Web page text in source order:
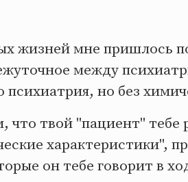
жизней мне пришлось
между
психиатрия, но без
что твой "пациент" тебе
характеристики",
он тебе говорит в